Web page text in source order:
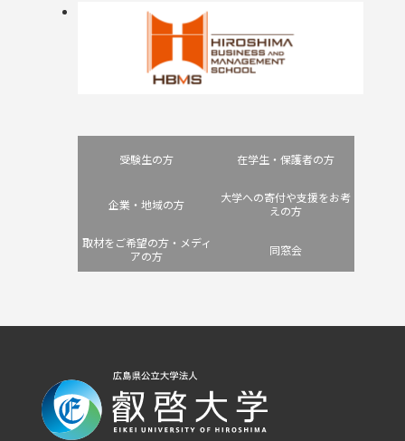
受験生の方 在学生・保護者の方
企業・地域の方
大学への寄付や支援をお考
えの方
取材をご希望の方・メディ
アの方
同窓会